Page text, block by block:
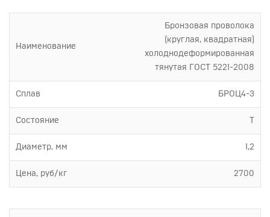
Наименование
Бронзовая проволока
(круглая, квадратная)
холоднодеформированная
тянутая ГОСТ 5221-2008
Сплав БРОЦ4-3
Состояние
Диаметр, мм 1,2
Цена, руб/кг 2700